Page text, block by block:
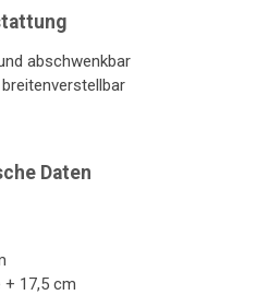
abschwenkbar
Daten
+ 17,5 cm